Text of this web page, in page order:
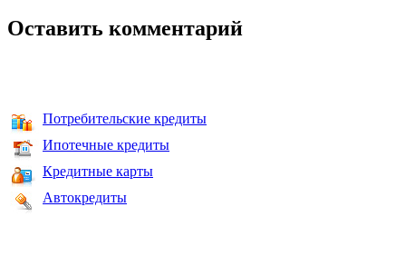
Оставить комментарий
Потребительские кредиты
Ипотечные кредиты
Кредитные карты
Автокредиты